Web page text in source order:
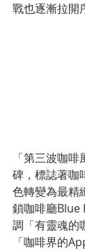
戰也逐漸拉開
「第三波咖
碑，標誌著咖
色轉變為最精
鎖咖啡廳Blue
調「有靈魂的
「咖啡界的